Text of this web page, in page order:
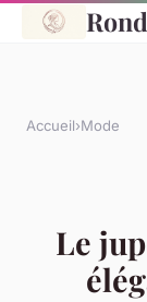
Accueil›Mode
Le